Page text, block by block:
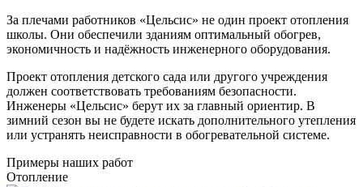
За плечами работников «Цельсис» не один проект отопления
школы. Они обеспечили зданиям оптимальный обогрев,
экономичность и надёжность инженерного оборудования.
Проект отопления детского сада или другого учреждения
должен соответствовать требованиям безопасности.
Инженеры «Цельсис» берут их за главный ориентир. В
зимний сезон вы не будете искать дополнительного утепления
или устранять неисправности в обогревательной системе.
Примеры наших работ
Отопление